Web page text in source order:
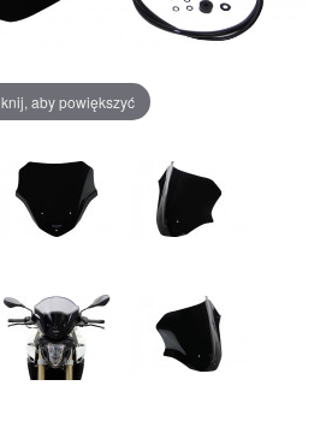
aby powiększyć